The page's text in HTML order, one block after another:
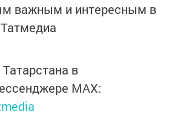
важным и интересным в
Татмедиа
в
MАХ: